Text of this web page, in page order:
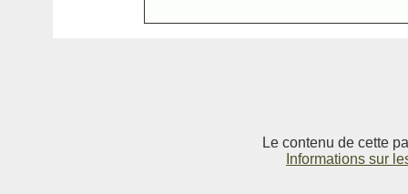
Le contenu de cette
Informations sur